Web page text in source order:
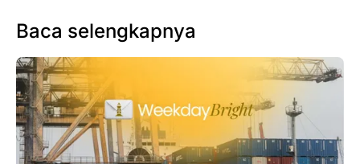
Baca selengkapnya